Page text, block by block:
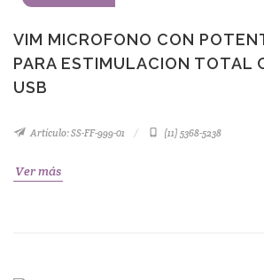
VIM MICROFONO CON
PARA ESTIMULACION TOTAL
USB
Artículo: SS-FF-999-01 (11) 5368-5238
Ver más